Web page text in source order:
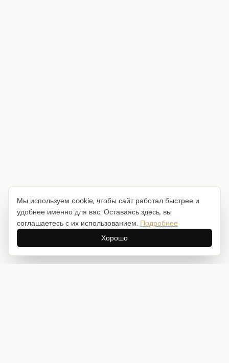
Мы используем cookie, чтобы сайт работал быстрее и
удобнее именно для вас. Оставаясь здесь, вы
соглашаетесь с их использованием. Подробнее
Хорошо